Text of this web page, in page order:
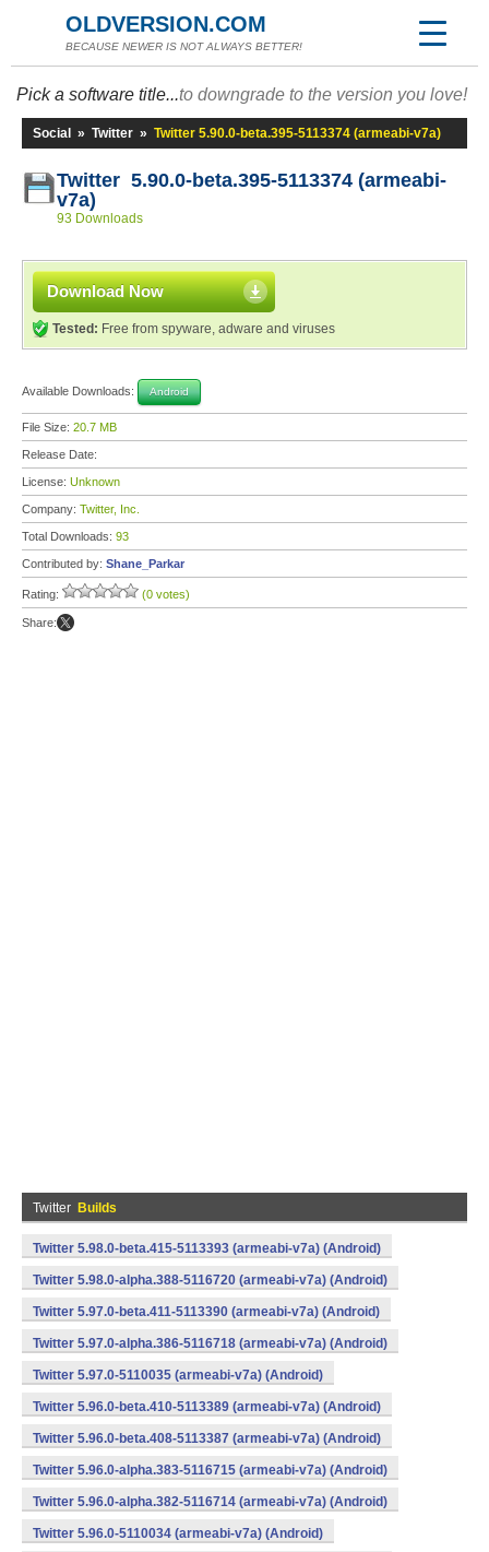
OLDVERSION.COM
BECAUSE NEWER IS NOT ALWAYS BETTER!
Pick a software title...to downgrade to the version you love!
Social » Twitter » Twitter 5.90.0-beta.395-5113374 (armeabi-v7a)
Twitter 5.90.0-beta.395-5113374 (armeabi-
v7a)
93 Downloads
Download Now
Tested: Free from spyware, adware and viruses
Available Downloads: Android
File Size: 20.7 MB
Release Date:
License: Unknown
Company: Twitter, Inc.
Total Downloads: 93
Contributed by: Shane_Parkar
Rating: (0 votes)
Share:
Twitter Builds
Twitter 5.98.0-beta.415-5113393 (armeabi-v7a) (Android)
Twitter 5.98.0-alpha.388-5116720 (armeabi-v7a) (Android)
Twitter 5.97.0-beta.411-5113390 (armeabi-v7a) (Android)
Twitter 5.97.0-alpha.386-5116718 (armeabi-v7a) (Android)
Twitter 5.97.0-5110035 (armeabi-v7a) (Android)
Twitter 5.96.0-beta.410-5113389 (armeabi-v7a) (Android)
Twitter 5.96.0-beta.408-5113387 (armeabi-v7a) (Android)
Twitter 5.96.0-alpha.383-5116715 (armeabi-v7a) (Android)
Twitter 5.96.0-alpha.382-5116714 (armeabi-v7a) (Android)
Twitter 5.96.0-5110034 (armeabi-v7a) (Android)